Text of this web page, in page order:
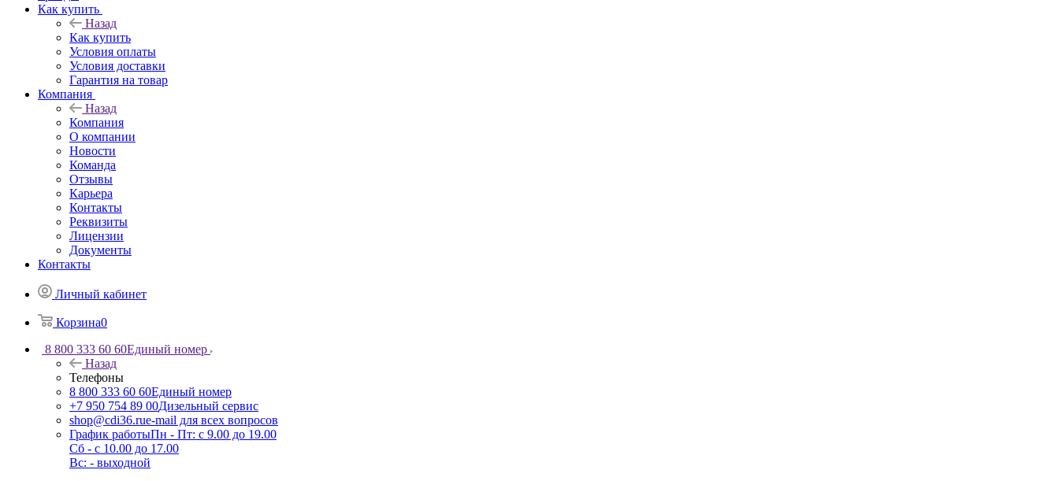
Как купить
Назад
Как купить
Условия оплаты
Условия доставки
Гарантия на товар
Компания
Назад
Компания
О компании
Новости
Команда
Отзывы
Карьера
Контакты
Реквизиты
Лицензии
Документы
Контакты
Личный кабинет
Корзина0
8 800 333 60 60Единый номер
Назад
Телефоны
8 800 333 60 60Единый номер
+7 950 754 89 00Дизельный сервис
shop@cdi36.rue-mail для всех вопросов
График работыПн - Пт: с 9.00 до 19.00
Сб - с 10.00 до 17.00
Вс: - выходной